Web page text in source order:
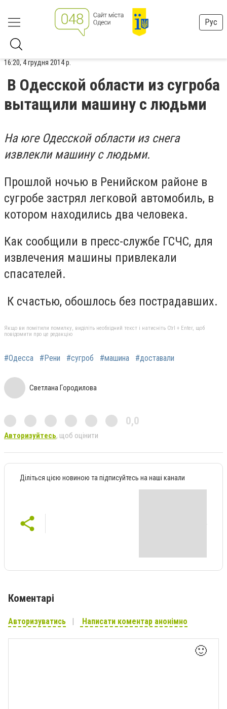
Рус
16:20, 4 грудня 2014 р.
В Одесской области из сугроба
вытащили машину с людьми
На юге Одесской области из снега
извлекли машину с людьми.
Прошлой ночью в Ренийском районе в
сугробе застрял легковой автомобиль, в
котором находились два человека.
Как сообщили в пресс-службе ГСЧС, для
извлечения машины привлекали
спасателей.
К счастью, обошлось без пострадавших.
Якщо ви помітили помилку, виділіть необхідний текст і натисніть Ctrl + Enter, щоб
повідомити про це редакцію
#Одесса #Рени #сугроб #машина #доставали
Светлана Городилова
0,0
Авторизуйтесь, щоб оцінити
Діліться цією новиною та підписуйтесь на наші канали
Коментарі
Авторизуватись Написати коментар анонімно
🙂